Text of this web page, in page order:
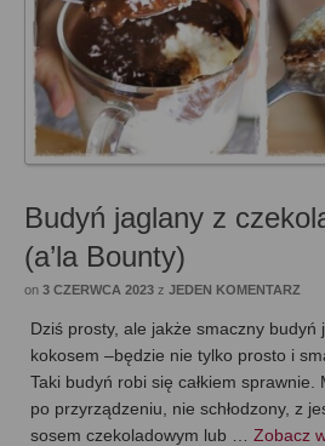
Budyń jaglany z
(a’la Bounty)
on 3 CZERWCA 2023 z JEDEN KOMENTARZ
Dziś prosty, ale jakże smaczny budyń
kokosem –będzie nie tylko prosto i
Taki budyń robi się całkiem
po przyrządzeniu, nie schłodzony, z
sosem czekoladowym lub … Zobacz